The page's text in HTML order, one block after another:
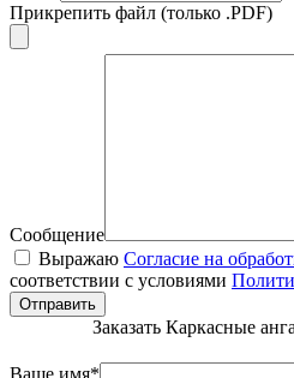
Прикрепить файл (только .PDF)
Сообщение
Выражаю Согласие на
соответствии с условиями
Отправить
Заказать Каркасные
Ваше имя*